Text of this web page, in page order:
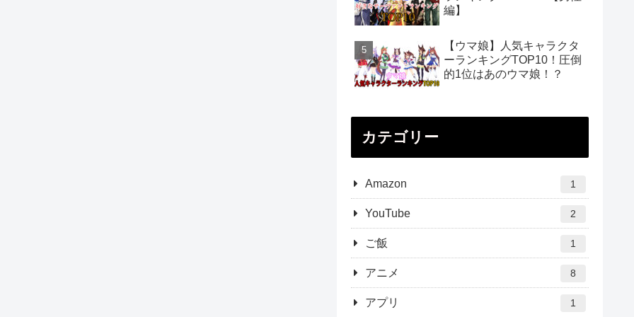
編】
【ウマ娘】人気キャラクタ
ーランキングTOP10！圧倒
的1位はあのウマ娘！？
カテゴリー
Amazon 1
YouTube 2
ご飯 1
アニメ 8
アプリ 1